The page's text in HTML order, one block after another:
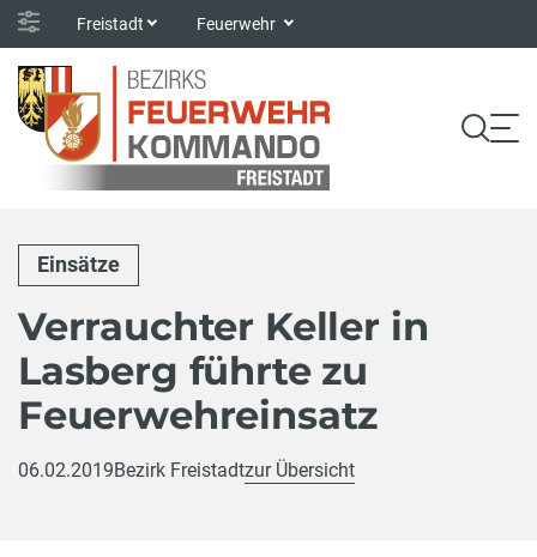
Freistadt Feuerwehr
Einsätze
Verrauchter Keller in
Lasberg führte zu
Feuerwehreinsatz
06.02.2019Bezirk Freistadtzur Übersicht